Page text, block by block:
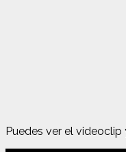
Puedes ver el videoclip